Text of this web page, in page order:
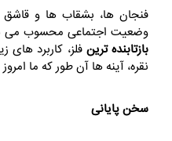
فنجان‌ ها، بشقاب‌ ها و قاشق‌
وضعیت اجتماعی محسوب می‌
بازتابنده‌ ترین فلز، کاربرد
نقره، آینه‌ ها آن طور که ما
سخن پایانی